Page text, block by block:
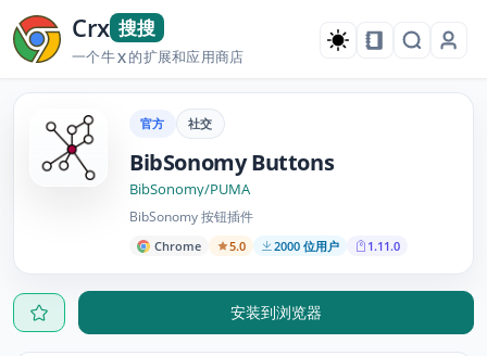
Crx 搜搜
一个牛X的扩展和应用商店
官方 社交
BibSonomy Buttons
BibSonomy/PUMA
BibSonomy 按钮插件
Chrome 5.0 2000 位用户 1.11.0
安装到浏览器